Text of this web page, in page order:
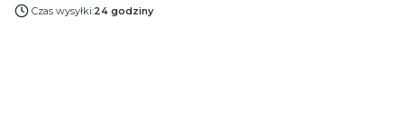
Czas wysyłki:24 godziny